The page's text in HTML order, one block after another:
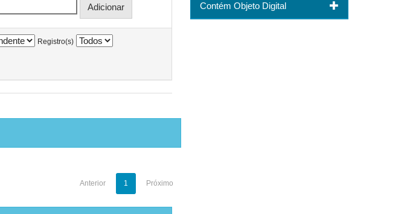
Registro(s)
Anterior 1 Próximo
Contém Objeto Digital